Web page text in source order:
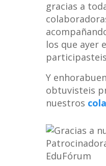
gracias a
los que ayer
Y
obtuvisteis
nuestros